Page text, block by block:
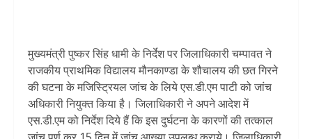
मुख्यमंत्री पुष्कर सिंह धामी के निर्देश पर जिलाधिकारी चम्पावत ने
राजकीय प्राथमिक विद्यालय मौनकाण्डा के शौचालय की छत गिरने
की घटना के मजिस्ट्रियल जांच के लिये एस.डी.एम पाटी को जांच
अधिकारी नियुक्त किया है। जिलाधिकारी ने अपने आदेश में
एस.डी.एम को निर्देश दिये हैं कि इस दुर्घटना के कारणों की तत्काल